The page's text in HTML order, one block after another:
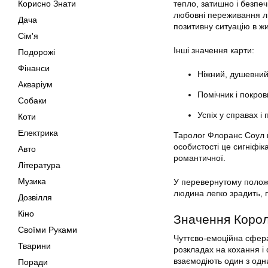
Корисно Знати
Дача
Сім'я
Подорожі
Фінанси
Акваріум
Собаки
Коти
Електрика
Авто
Література
Музика
Дозвілля
Кіно
Своїми Руками
Тварини
Поради
тепло, затишно і
любовні переживання
позитивну ситуацію в
Інші значення карти:
Ніжний,
Помічник і
Успіх у справах і
Таролог Флоранс Соул
особистості це
романтичної.
У перевернутому
людина легко зрадить,
Значення
Чуттєво-емоційна
розкладах на кохання
взаємодіють один з